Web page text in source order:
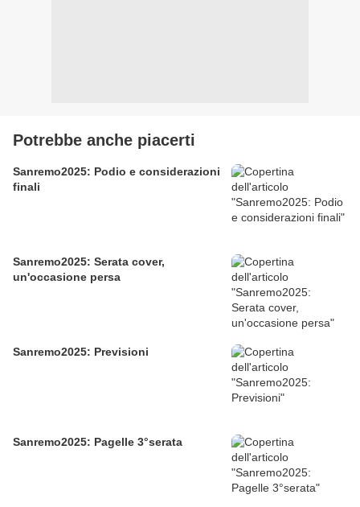
Potrebbe anche piacerti
Sanremo2025: Podio e considerazioni
finali
Sanremo2025: Serata cover,
un'occasione persa
Sanremo2025: Previsioni
Sanremo2025: Pagelle 3°serata